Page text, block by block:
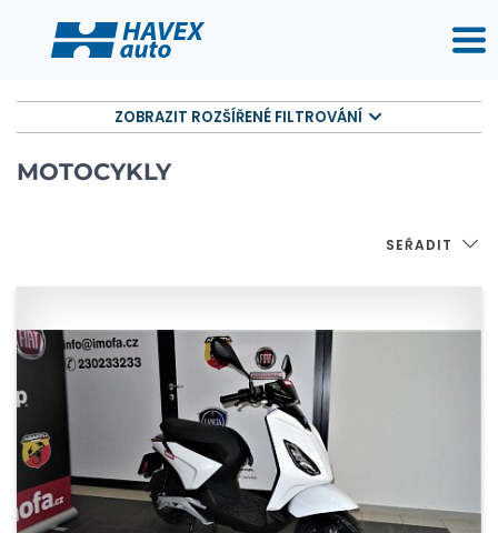
ZOBRAZIT ROZŠÍŘENÉ FILTROVÁNÍ
MOTOCYKLY
SEŘADIT